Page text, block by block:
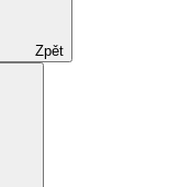
Zpět